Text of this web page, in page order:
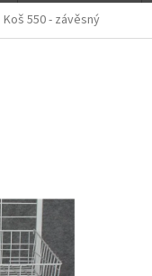
Koš 550 - závěsný